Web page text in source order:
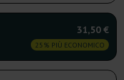
31,50 €
25% PIÙ ECONOMICO